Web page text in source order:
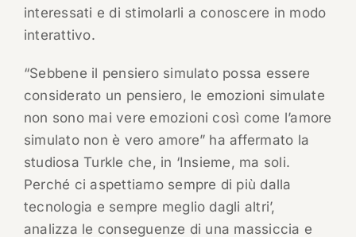
interessati e di stimolarli a conoscere in modo
interattivo.
“Sebbene il pensiero simulato possa essere
considerato un pensiero, le emozioni simulate
non sono mai vere emozioni così come l’amore
simulato non è vero amore” ha affermato la
studiosa Turkle che, in ‘Insieme, ma soli.
Perché ci aspettiamo sempre di più dalla
tecnologia e sempre meglio dagli altri’,
analizza le conseguenze di una massiccia e